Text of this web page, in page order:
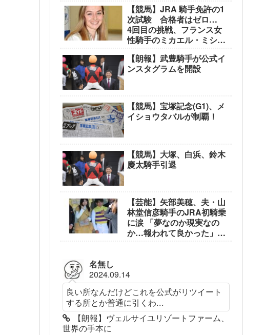
【競馬】JRA 騎手免許の1
次試験 合格者はゼロ…
4回目の挑戦、フランス女
性騎手のミカエル・ミシェ
【朗報】武豊騎手が公式イ
ンスタグラムを開設
【競馬】宝塚記念(G1)、メ
イショウタバルが制覇！
【競馬】大塚、白浜、鈴木
慶太騎手引退
【芸能】矢部美穂、夫・山
林堂信彦騎手のJRA初騎乗
に涙 「夢なのか現実なの
か…報われて良かった」
名無し
2024.09.14
良い所なんだけどこれを公式がリツイート
する所とか普通に引くわ...
【朗報】ヴェルサイユリゾートファーム、
世界の手本に